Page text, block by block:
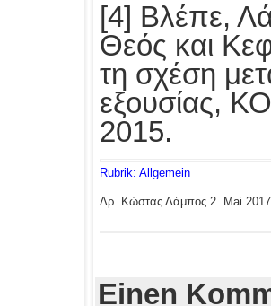
[4] Βλέπε,
Θεός και
τη σχέση
εξουσίας,
2015.
Rubrik: Allgemein
Δρ. Κώστας Λάμπος 2. Mai 2017
Einen